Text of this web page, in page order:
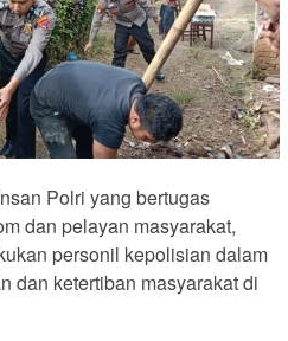
Polri yang bertugas
dan pelayan masyarakat,
personil kepolisian dalam
dan ketertiban masyarakat di